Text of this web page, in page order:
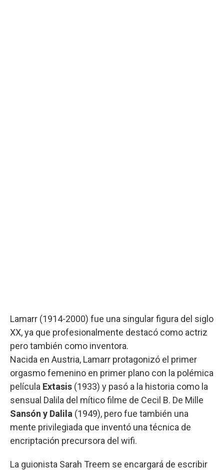
Lamarr (1914-2000) fue una singular figura del siglo
XX, ya que profesionalmente destacó como actriz
pero también como inventora.
Nacida en Austria, Lamarr protagonizó el primer
orgasmo femenino en primer plano con la polémica
película Extasis (1933) y pasó a la historia como la
sensual Dalila del mítico filme de Cecil B. De Mille
Sansón y Dalila (1949), pero fue también una
mente privilegiada que inventó una técnica de
encriptación precursora del wifi.
La guionista Sarah Treem se encargará de escribir